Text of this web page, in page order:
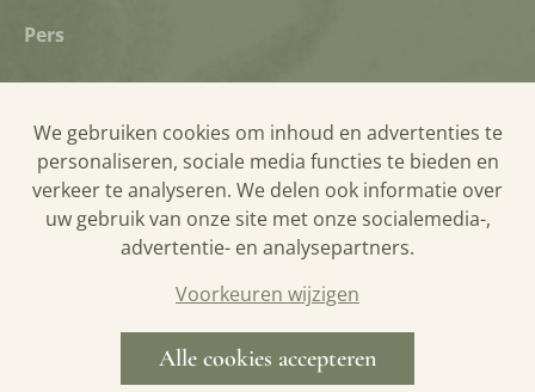
Pers
Privacyverklaring
Cookieverklaring
Bezoekersreglement
Algemene verkoopsvoorwaarden
We gebruiken cookies om inhoud en advertenties te
personaliseren, sociale media functies te bieden en
verkeer te analyseren. We delen ook informatie over
uw gebruik van onze site met onze socialemedia-,
advertentie- en analysepartners.
Voorkeuren wijzigen
Alle cookies accepteren